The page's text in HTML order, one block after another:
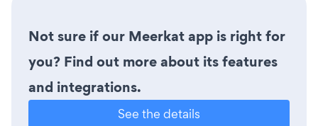
Not sure if our Meerkat app is right for
you? Find out more about its features
and integrations.
See the details